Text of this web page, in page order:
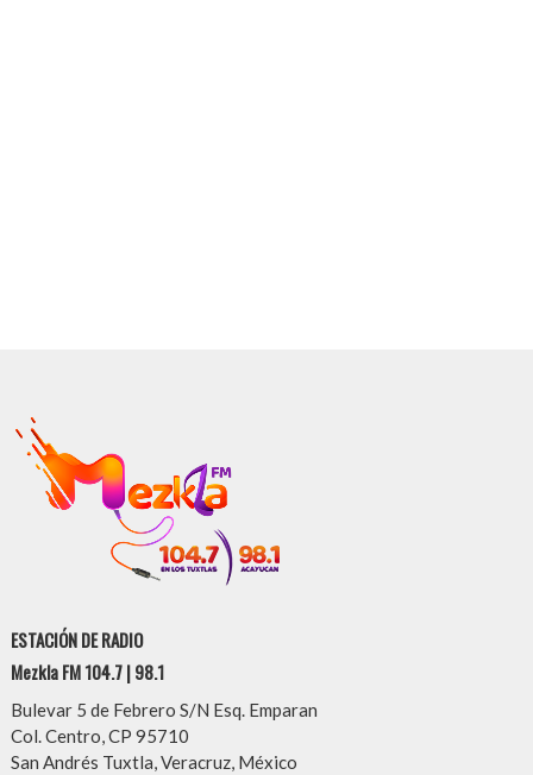
ESTACIÓN DE RADIO
Mezkla FM 104.7 | 98.1
Bulevar 5 de Febrero S/N Esq. Emparan
Col. Centro, CP 95710
San Andrés Tuxtla, Veracruz, México